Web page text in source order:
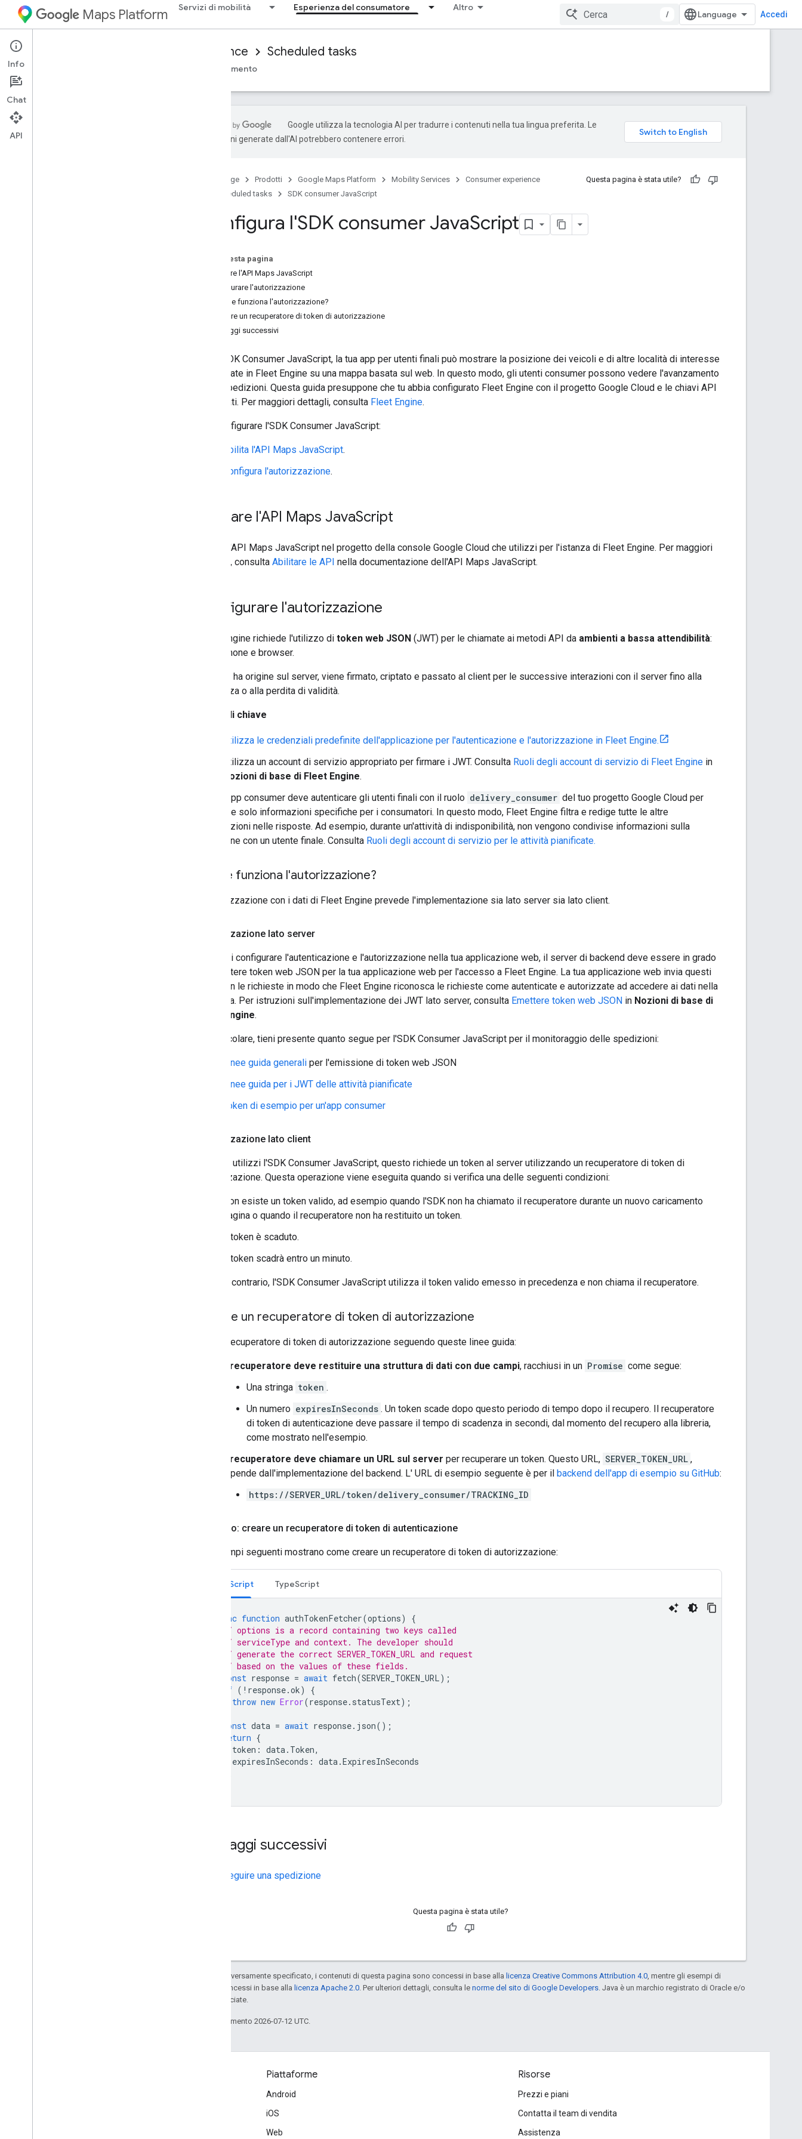
Maps Platform Servizi di mobilità Esperienza del consumatore Altro
/ Accedi
Mobility Services Consumer experience Scheduled tasks
Panoramica Riferimento
Google utilizza la tecnologia AI per tradurre i contenuti nella tua lingua preferita. Le
traduzioni generate dall'AI potrebbero contenere errori.
Home page Prodotti Google Maps Platform Mobility Services
Consumer experience
Scheduled tasks
SDK consumer JavaScript
Questa pagina è stata utile?
Configura l'SDK consumer JavaScript
Su questa pagina
Abilitare l'API Maps JavaScript
Configurare l'autorizzazione
Come funziona l'autorizzazione?
Creare un recuperatore di token di autorizzazione
Passaggi successivi
Con l'SDK Consumer JavaScript, la tua app per utenti finali può mostrare la posizione dei veicoli e di altre località di interesse
monitorate in Fleet Engine su una mappa basata sul web. In questo modo, gli utenti consumer possono vedere l'avanzamento
delle spedizioni. Questa guida presuppone che tu abbia configurato Fleet Engine con il progetto Google Cloud e le chiavi API
associati. Per maggiori dettagli, consulta Fleet Engine.
Per configurare l'SDK Consumer JavaScript:
Abilita l'API Maps JavaScript.
Configura l'autorizzazione.
Abilitare l'API Maps JavaScript
Abilita l'API Maps JavaScript nel progetto della console Google Cloud che utilizzi per l'istanza di Fleet Engine. Per maggiori
dettagli, consulta Abilitare le API nella documentazione dell'API Maps JavaScript.
Configurare l'autorizzazione
Fleet Engine richiede l'utilizzo di token web JSON (JWT) per le chiamate ai metodi API da ambienti a bassa attendibilità:
smartphone e browser.
Un JWT ha origine sul server, viene firmato, criptato e passato al client per le successive interazioni con il server fino alla
scadenza o alla perdita di validità.
Dettagli chiave
Utilizza le credenziali predefinite dell'applicazione per l'autenticazione e l'autorizzazione in Fleet Engine.
Utilizza un account di servizio appropriato per firmare i JWT. Consulta Ruoli degli account di servizio di Fleet Engine in
Nozioni di base di Fleet Engine.
La tua app consumer deve autenticare gli utenti finali con il ruolo delivery_consumer del tuo progetto Google Cloud per
restituire solo informazioni specifiche per i consumatori. In questo modo, Fleet Engine filtra e redige tutte le altre
informazioni nelle risposte. Ad esempio, durante un'attività di indisponibilità, non vengono condivise informazioni sulla
posizione con un utente finale. Consulta Ruoli degli account di servizio per le attività pianificate.
Come funziona l'autorizzazione?
L'autorizzazione con i dati di Fleet Engine prevede l'implementazione sia lato server sia lato client.
Autorizzazione lato server
Prima di configurare l'autenticazione e l'autorizzazione nella tua applicazione web, il server di backend deve essere in grado
di emettere token web JSON per la tua applicazione web per l'accesso a Fleet Engine. La tua applicazione web invia questi
JWT con le richieste in modo che Fleet Engine riconosca le richieste come autenticate e autorizzate ad accedere ai dati nella
richiesta. Per istruzioni sull'implementazione dei JWT lato server, consulta Emettere token web JSON in Nozioni di base di
Fleet Engine.
In particolare, tieni presente quanto segue per l'SDK Consumer JavaScript per il monitoraggio delle spedizioni:
Linee guida generali per l'emissione di token web JSON
Linee guida per i JWT delle attività pianificate
Token di esempio per un'app consumer
Autorizzazione lato client
Quando utilizzi l'SDK Consumer JavaScript, questo richiede un token al server utilizzando un recuperatore di token di
autorizzazione. Questa operazione viene eseguita quando si verifica una delle seguenti condizioni:
Non esiste un token valido, ad esempio quando l'SDK non ha chiamato il recuperatore durante un nuovo caricamento
pagina o quando il recuperatore non ha restituito un token.
Il token è scaduto.
Il token scadrà entro un minuto.
In caso contrario, l'SDK Consumer JavaScript utilizza il token valido emesso in precedenza e non chiama il recuperatore.
Creare un recuperatore di token di autorizzazione
Crea il recuperatore di token di autorizzazione seguendo queste linee guida:
Il recuperatore deve restituire una struttura di dati con due campi, racchiusi in un Promise come segue:
Una stringa token .
Un numero expiresInSeconds . Un token scade dopo questo periodo di tempo dopo il recupero. Il recuperatore
di token di autenticazione deve passare il tempo di scadenza in secondi, dal momento del recupero alla libreria,
come mostrato nell'esempio.
Il recuperatore deve chiamare un URL sul server per recuperare un token. Questo URL, SERVER_TOKEN_URL ,
dipende dall'implementazione del backend. L' URL di esempio seguente è per il backend dell'app di esempio su GitHub:
https://SERVER_URL/token/delivery_consumer/TRACKING_ID
Esempio: creare un recuperatore di token di autenticazione
Gli esempi seguenti mostrano come creare un recuperatore di token di autorizzazione:
JavaScript TypeScript
async function authTokenFetcher(options)
{
// options is a record containing two keys called
// serviceType and context. The developer should
// generate the correct SERVER_TOKEN_URL and request
// based on the values of these fields.
const response = await fetch(SERVER_TOKEN_URL);
if ( ! response.ok)
{
throw new Error(response. statusText);
const data = await response. json();
return {
token : data. Token,
expiresInSeconds : data.ExpiresInSeconds
Passaggi successivi
Seguire una spedizione
Questa pagina è stata utile?
Salvo quando diversamente specificato, i contenuti di questa pagina sono concessi in base alla licenza Creative Commons Attribution 4.0 , mentre gli esempi di
codice sono concessi in base alla licenza Apache 2.0 . Per ulteriori dettagli, consulta le norme del sito di Google Developers . Java è un marchio registrato di Oracle e/o
delle sue consociate.
Ultimo aggiornamento 2026-07-12 UTC.
Piattaforme
Android
iOS
Web
Risorse
Prezzi e piani
Contatta il team di vendita
Assistenza
Info
Chat
API